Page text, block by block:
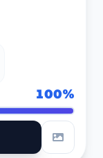
100%